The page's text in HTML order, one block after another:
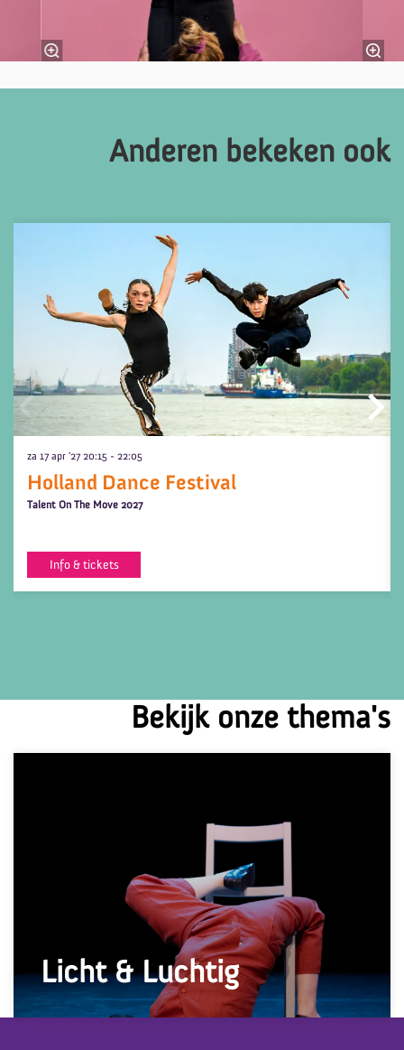
Anderen bekeken ook
Holland Dance Festival
Talent On The Move 2027
za 17 apr ’27 20:15 - 22:05
Info & tickets
Bekijk onze thema's
Licht & Luchtig